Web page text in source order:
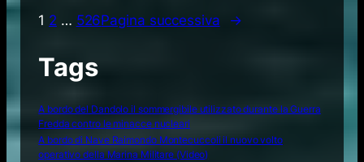
1 2 … 526Pagina successiva →
Tags
A bordo del Dandolo il sommergibile utilizzato durante la Guerra
Fredda contro le minacce nucleari
A bordo di Nave Raimondo Montecuccoli il nuovo volto
operativo della Marina Militare (Video)